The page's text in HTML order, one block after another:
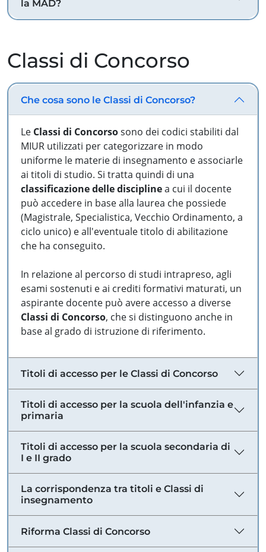
la MAD?
Classi di Concorso
Che cosa sono le Classi di Concorso?
Le Classi di Concorsosono dei codici stabiliti dal
MIUR utilizzati per categorizzare in modo
uniforme le materie di insegnamento e associarle
ai titoli di studio. Si tratta quindi di una
classificazione delle disciplinea cui il docente
può accedere in base alla laurea che possiede
(Magistrale, Specialistica, Vecchio Ordinamento, a
ciclo unico) e all'eventuale titolo di abilitazione
che ha conseguito.
In relazione al percorso di studi intrapreso, agli
esami sostenuti e ai crediti formativi maturati, un
aspirante docente può avere accesso a diverse
Classi di Concorso, che si distinguono anche in
base al grado di istruzione di riferimento.
Titoli di accesso per le Classi di Concorso
Titoli di accesso per la scuola dell'infanzia e
primaria
Titoli di accesso per la scuola secondaria di
I e II grado
La corrispondenza tra titoli e Classi di
insegnamento
Riforma Classi di Concorso